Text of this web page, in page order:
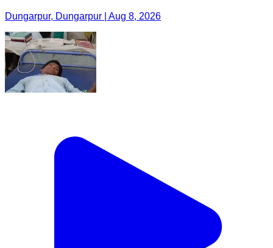
Dungarpur, Dungarpur | Aug 8, 2026